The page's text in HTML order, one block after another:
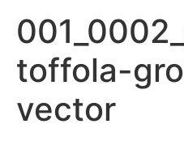
toffola-
vector